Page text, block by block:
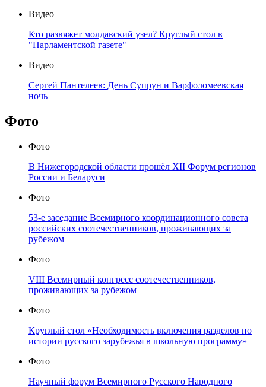
Видео
Кто развяжет молдавский узел? Круглый стол в
"Парламентской газете"
Видео
Сергей Пантелеев: День Супрун и Варфоломеевская
ночь
Фото
Фото
В Нижегородской области прошёл XII Форум регионов
России и Беларуси
Фото
53-е заседание Всемирного координационного совета
российских соотечественников, проживающих за
рубежом
Фото
VIII Всемирный конгресс соотечественников,
проживающих за рубежом
Фото
Круглый стол «Необходимость включения разделов по
истории русского зарубежья в школьную программу»
Фото
Научный форум Всемирного Русского Народного